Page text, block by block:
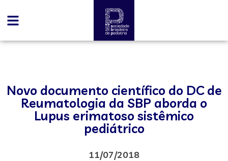
Novo documento científico do DC de
Reumatologia da SBP aborda o
Lupus erimatoso sistêmico
pediátrico
11/07/2018